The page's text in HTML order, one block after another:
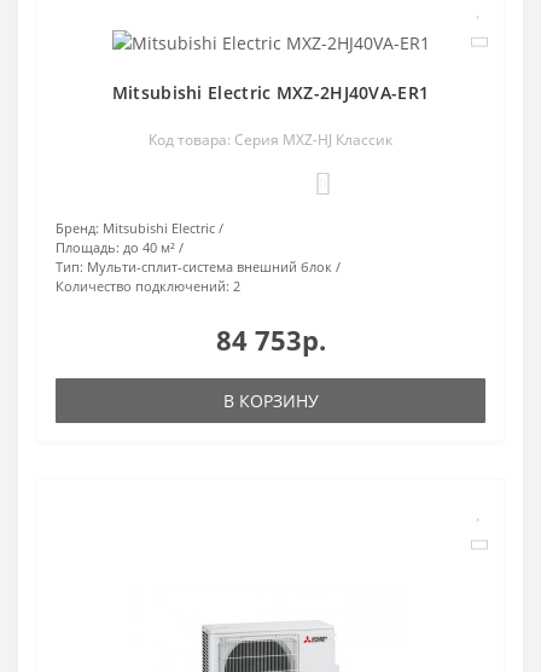
Mitsubishi Electric MXZ-2HJ40VA-ER1
Код товара: Серия MXZ-HJ Классик
Бренд: Mitsubishi Electric
Площадь: до 40 м²
Тип: Мульти-сплит-система внешний блок
Количество подключений: 2
84 753р.
В КОРЗИНУ